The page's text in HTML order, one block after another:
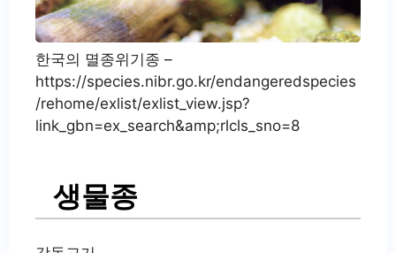
한국의 멸종위기종 –
https://species.nibr.go.kr/endangeredspecies
/rehome/exlist/exlist_view.jsp?
link_gbn=ex_search&amp;rlcls_sno=8
생물종